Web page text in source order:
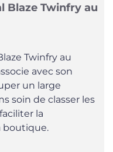
Blaze Twinfry au
Twinfry au
avec son
un large
soin de classer les
la
boutique.